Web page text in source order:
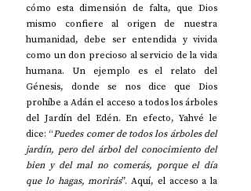
cómo esta dimensión de falta, que Dios
mismo confiere al origen de nuestra
humanidad, debe ser entendida y vivida
como un don precioso al servicio de la vida
humana. Un ejemplo es el relato del
Génesis, donde se nos dice que Dios
prohíbe a Adán el acceso a todos los árboles
del Jardín del Edén. En efecto, Yahvé le
dice: “Puedes comer de todos los árboles del
jardín, pero del árbol del conocimiento del
bien y del mal no comerás, porque el día
que lo hagas, morirás”. Aquí, el acceso a la